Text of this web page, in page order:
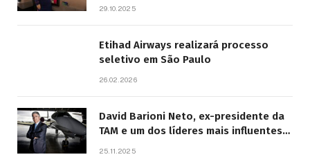
29.10.2025
Etihad Airways realizará processo
seletivo em São Paulo
26.02.2026
David Barioni Neto, ex-presidente da
TAM e um dos líderes mais influentes
25.11.2025